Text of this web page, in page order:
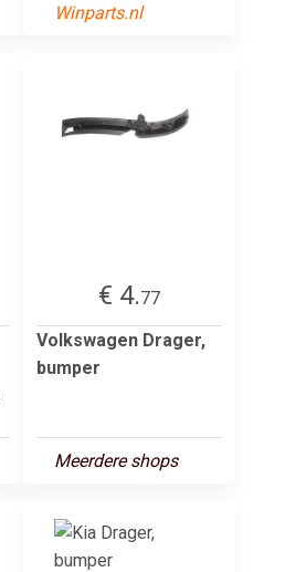
Winparts.nl
€ 4.77
Volkswagen Drager,
bumper
Meerdere shops